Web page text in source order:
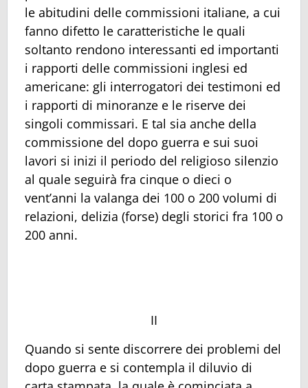
le abitudini delle commissioni italiane, a cui
fanno difetto le caratteristiche le quali
soltanto rendono interessanti ed importanti
i rapporti delle commissioni inglesi ed
americane: gli interrogatori dei testimoni ed
i rapporti di minoranze e le riserve dei
singoli commissari. E tal sia anche della
commissione del dopo guerra e sui suoi
lavori si inizi il periodo del religioso silenzio
al quale seguirà fra cinque o dieci o
vent’anni la valanga dei 100 o 200 volumi di
relazioni, delizia (forse) degli storici fra 100 o
200 anni.
II
Quando si sente discorrere dei problemi del
dopo guerra e si contempla il diluvio di